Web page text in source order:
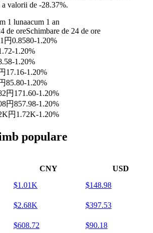
a valorii de -28.37%.
1 lunaacum 1 an
de oreSchimbare de 24 de ore
円0.8580-1.20%
-1.20%
-1.20%
17.16-1.20%
85.80-1.20%
円171.60-1.20%
円857.98-1.20%
円1.72K-1.20%
populare
CNY USD
$1.01K $148.98
$2.68K $397.53
$608.72 $90.18